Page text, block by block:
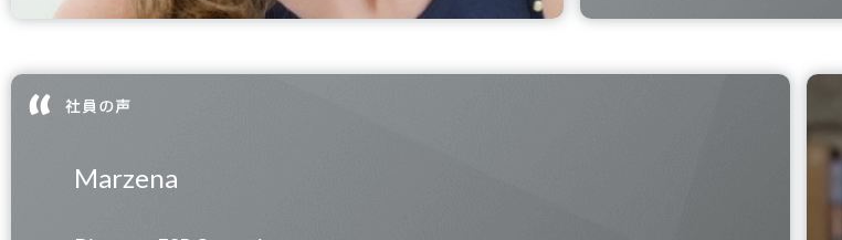
Marzena